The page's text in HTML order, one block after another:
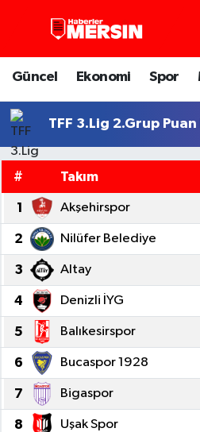
Güncel Ekonomi Spor
TFF 3.Lig 2.Grup
# Takım
1 Akşehirspor
2 Nilüfer Belediye
3 Altay
4 Denizli İYG
5 Balıkesirspor
6 Bucaspor 1928
7 Bigaspor
8 Uşak Spor
Mersin Nöbetçi
Mersin Hava Durumu
Süper Lig Puan Durumu
Tüm Manşetler
Son Dakika Haberleri
Haber Arşivi